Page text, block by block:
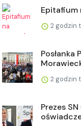
Epitafium
2 godzin
Posłanka
2 godzin
Prezes